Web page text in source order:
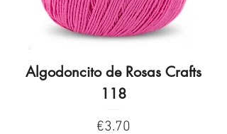
Algodoncito de Rosas Crafts
118
Price
€3.70